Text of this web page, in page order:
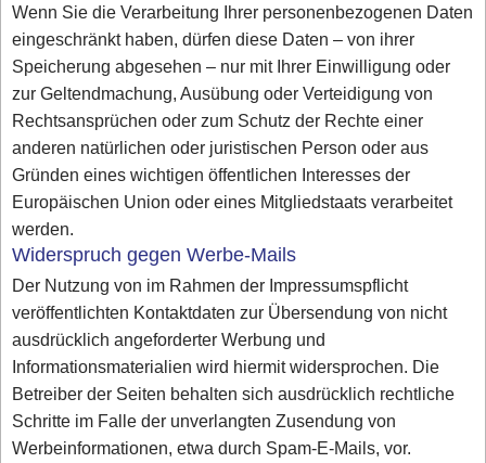
Wenn Sie die Verarbeitung Ihrer personenbezogenen Daten
eingeschränkt haben, dürfen diese Daten – von ihrer
Speicherung abgesehen – nur mit Ihrer Einwilligung oder
zur Geltendmachung, Ausübung oder Verteidigung von
Rechtsansprüchen oder zum Schutz der Rechte einer
anderen natürlichen oder juristischen Person oder aus
Gründen eines wichtigen öffentlichen Interesses der
Europäischen Union oder eines Mitgliedstaats verarbeitet
werden.
Widerspruch gegen Werbe-Mails
Der Nutzung von im Rahmen der Impressumspflicht
veröffentlichten Kontaktdaten zur Übersendung von nicht
ausdrücklich angeforderter Werbung und
Informationsmaterialien wird hiermit widersprochen. Die
Betreiber der Seiten behalten sich ausdrücklich rechtliche
Schritte im Falle der unverlangten Zusendung von
Werbeinformationen, etwa durch Spam-E-Mails, vor.